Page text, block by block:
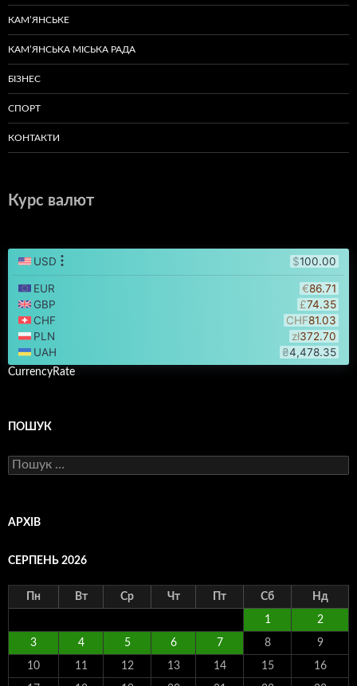
КАМ’ЯНСЬКЕ
КАМ’ЯНСЬКА МІСЬКА РАДА
БІЗНЕС
СПОРТ
КОНТАКТИ
Курс валют
CurrencyRate
ПОШУК
Пошук:
АРХІВ
СЕРПЕНЬ 2026
Пн Вт Ср Чт Пт Сб Нд
1 2
3 4 5 6 7 8 9
10 11 12 13 14 15 16